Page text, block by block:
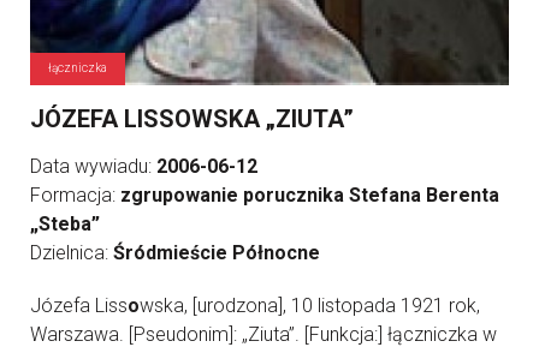
łączniczka
JÓZEFA LISSOWSKA „ZIUTA”
Data wywiadu: 2006-06-12
Formacja: zgrupowanie porucznika Stefana Berenta
„Steba”
Dzielnica: Śródmieście Północne
Józefa Lissowska, [urodzona], 10 listopada 1921 rok,
Warszawa. [Pseudonim]: „Ziuta”. [Funkcja:] łączniczka w